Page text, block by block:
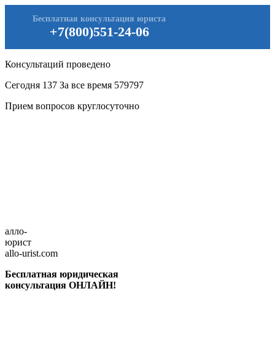
+7(800)551-24-06
Бесплатная консультация юриста
Консультаций проведено
Сегодня 137 За все время 579797
Прием вопросов круглосуточно
алло-
юрист
allo-urist.com
Бесплатная юридическая
консультация ОНЛАЙН!